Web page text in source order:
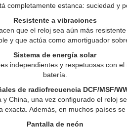
completamente estanca: suciedad y
Resistente a vibraciones
que el reloj sea aún más
y que actúa como amortiguador
Sistema de energía solar
independientes y respetuosas con
batería.
de radiofrecuencia DCF/MSF/
China, una vez configurado el reloj
Además, en muchos países
Pantalla de neón